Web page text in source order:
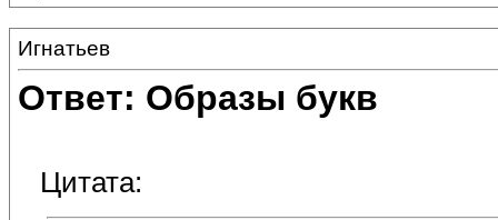
Игнатьев
Ответ: Образы букв
Цитата: